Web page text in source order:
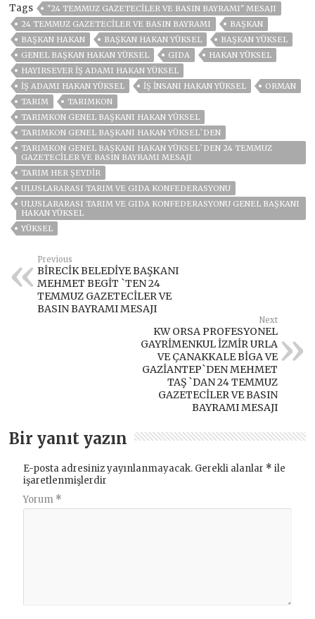
Tags
"24 TEMMUZ GAZETECİLER VE BASIN BAYRAMI" MESAJI
24 TEMMUZ GAZETECILER VE BASIN BAYRAMI
BAŞKAN
BAŞKAN HAKAN
BAŞKAN HAKAN YÜKSEL
BAŞKAN YÜKSEL
GENEL BAŞKAN HAKAN YÜKSEL
GIDA
HAKAN YÜKSEL
HAYIRSEVER IŞ ADAMI HAKAN YÜKSEL
IŞ ADAMI HAKAN YÜKSEL
IŞ INSANI HAKAN YÜKSEL
ORMAN
TARIM
TARIMKON
TARIMKON GENEL BAŞKANI HAKAN YÜKSEL
TARIMKON GENEL BAŞKANI HAKAN YÜKSEL`DEN
TARIMKON GENEL BAŞKANI HAKAN YÜKSEL`DEN 24 TEMMUZ
GAZETECİLER VE BASIN BAYRAMI MESAJI
TARIM HER ŞEYDIR
ULUSLARARASI TARIM VE GIDA KONFEDERASYONU
ULUSLARARASI TARIM VE GIDA KONFEDERASYONU GENEL BAŞKANI
HAKAN YÜKSEL
YÜKSEL
Previous
BİRECİK BELEDİYE BAŞKANI
MEHMET BEGİT `TEN 24
TEMMUZ GAZETECİLER VE
BASIN BAYRAMI MESAJI
Next
KW ORSA PROFESYONEL
GAYRİMENKUL İZMİR URLA
VE ÇANAKKALE BİGA VE
GAZİANTEP`DEN MEHMET
TAŞ `DAN 24 TEMMUZ
GAZETECİLER VE BASIN
BAYRAMI MESAJI
Bir yanıt yazın
E-posta adresiniz yayınlanmayacak. Gerekli alanlar * ile
işaretlenmişlerdir
Yorum *